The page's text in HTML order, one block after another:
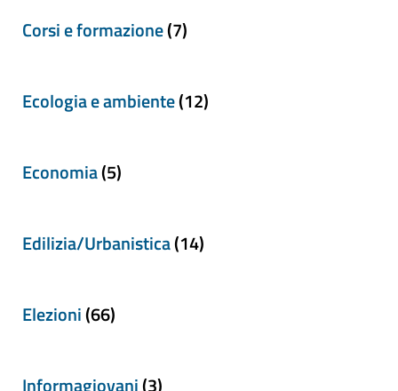
Corsi e formazione(7)
Ecologia e ambiente(12)
Economia(5)
Edilizia/Urbanistica(14)
Elezioni(66)
Informagiovani(3)